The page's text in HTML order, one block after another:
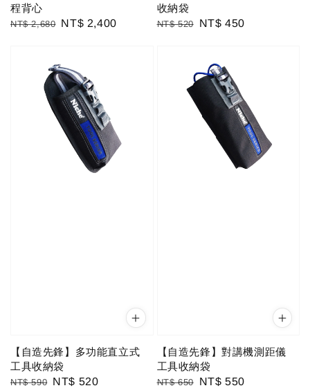
程背心
Regular
NT$ 2,680 Sale
NT$ 2,400
收納袋
Regular
NT$ 520
Sale
NT$ 450
【自造先鋒】多功能直立式
工具收納袋
Regular
NT$ 590 Sale
NT$ 520
【自造先鋒】對講機測距儀
工具收納袋
Regular
NT$ 650
Sale
NT$ 550